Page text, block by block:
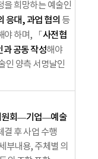
을 희망하는 예술인
응대, 과업 협의 등
야 하며,
「사전협
과 공동 작성해야
양측 서명날인
원회―기업―예술
결 후 사업 수행
부내용, 주체별 의